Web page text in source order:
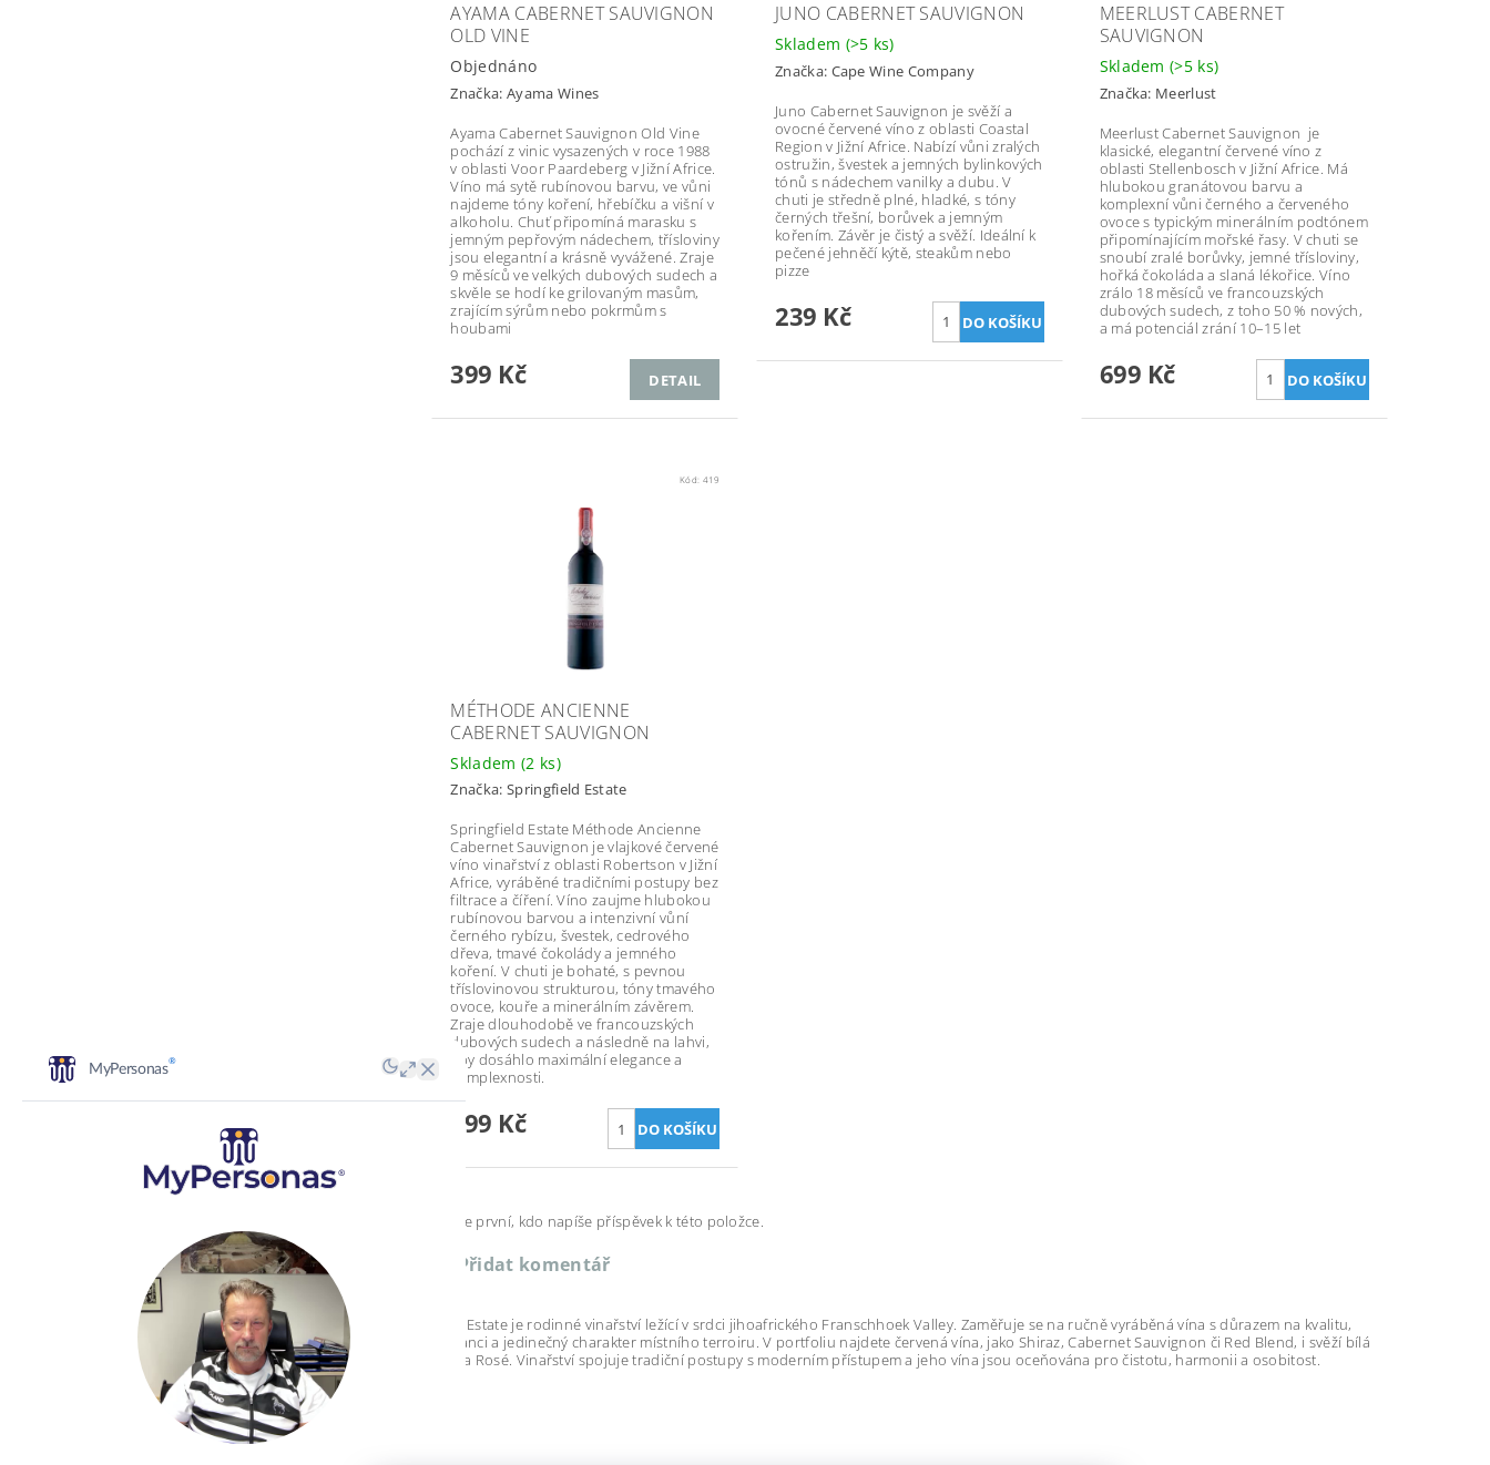
AYAMA CABERNET SAUVIGNON
OLD VINE
Objednáno
Značka: Ayama Wines
Ayama Cabernet Sauvignon Old Vine
pochází z vinic vysazených v roce 1988
v oblasti Voor Paardeberg v Jižní Africe.
Víno má sytě rubínovou barvu, ve vůni
najdeme tóny koření, hřebíčku a višní v
alkoholu. Chuť připomíná marasku s
jemným pepřovým nádechem, třísloviny
jsou elegantní a krásně vyvážené. Zraje
9 měsíců ve velkých dubových sudech a
skvěle se hodí ke grilovaným masům,
zrajícím sýrům nebo pokrmům s
houbami
399 Kč DETAIL
JUNO CABERNET SAUVIGNON
Skladem (>5 ks)
Značka: Cape Wine Company
Juno Cabernet Sauvignon je svěží a
ovocné červené víno z oblasti Coastal
Region v Jižní Africe. Nabízí vůni zralých
ostružin, švestek a jemných bylinkových
tónů s nádechem vanilky a dubu. V
chuti je středně plné, hladké, s tóny
černých třešní, borůvek a jemným
kořením. Závěr je čistý a svěží. Ideální k
pečené jehněčí kýtě, steakům nebo
pizze
239 Kč
MEERLUST CABERNET
SAUVIGNON
Skladem(>5 ks)
Značka: Meerlust
Meerlust Cabernet Sauvignon je
klasické, elegantní červené víno z
oblasti Stellenbosch v Jižní Africe. Má
hlubokou granátovou barvu a
komplexní vůni černého a červeného
ovoce s typickým minerálním podtónem
připomínajícím mořské řasy. V chuti se
snoubí zralé borůvky, jemné třísloviny,
hořká čokoláda a slaná lékořice. Víno
zrálo 18 měsíců ve francouzských
dubových sudech, z toho 50 % nových,
a má potenciál zrání 10–15 let
699 Kč
Kód: 419
MÉTHODE ANCIENNE
CABERNET SAUVIGNON
Skladem (2 ks)
Značka: Springfield Estate
Springfield Estate Méthode Ancienne
Cabernet Sauvignon je vlajkové červené
víno vinařství z oblasti Robertson v Jižní
Africe, vyráběné tradičními postupy bez
filtrace a číření. Víno zaujme hlubokou
rubínovou barvou a intenzivní vůní
černého rybízu, švestek, cedrového
dřeva, tmavé čokolády a jemného
koření. V chuti je bohaté, s pevnou
tříslovinovou strukturou, tóny tmavého
ovoce, kouře a minerálním závěrem.
Zraje dlouhodobě ve francouzských
dubových sudech a následně na lahvi,
aby dosáhlo maximální elegance a
komplexnosti.
999 Kč
Buďte první, kdo napíše příspěvek k této položce.
Přidat komentář
Lynx Estate je rodinné vinařství ležící v srdci jihoafrického Franschhoek Valley. Zaměřuje se na ručně vyráběná vína s důrazem na kvalitu,
eleganci a jedinečný charakter místního terroiru. V portfoliu najdete červená vína, jako Shiraz, Cabernet Sauvignon či Red Blend, i svěží bílá
vína a Rosé. Vinařství spojuje tradiční postupy s moderním přístupem a jeho vína jsou oceňována pro čistotu, harmonii a osobitost.